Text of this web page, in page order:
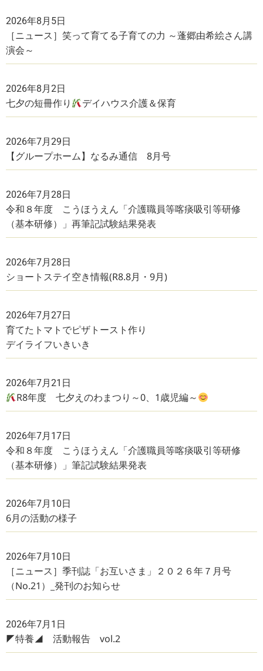
2026年8月5日
［ニュース］笑って育てる子育ての力 ～蓬郷由希絵さん講
演会～
2026年8月2日
七夕の短冊作り デイハウス介護＆保育
2026年7月29日
【グループホーム】なるみ通信 8月号
2026年7月28日
令和８年度 こうほうえん「介護職員等喀痰吸引等研修
（基本研修）」再筆記試験結果発表
2026年7月28日
ショートステイ空き情報(R8.8月・9月)
2026年7月27日
育てたトマトでピザトースト作り
デイライフいきいき
2026年7月21日
R8年度 七夕えのわまつり～0、1歳児編～
2026年7月17日
令和８年度 こうほうえん「介護職員等喀痰吸引等研修
（基本研修）」筆記試験結果発表
2026年7月10日
6月の活動の様子
2026年7月10日
［ニュース］季刊誌「お互いさま」２０２６年７月号
（No.21）_発刊のお知らせ
2026年7月1日
◤特養◢ 活動報告 vol.2